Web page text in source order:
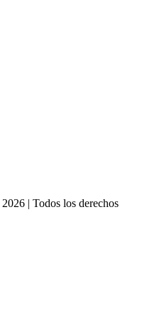
2026 |Todos los derechos